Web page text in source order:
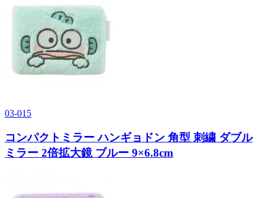
03-015
コンパクトミラー ハンギョドン 角型 刺繍 ダブル
ミラー 2倍拡大鏡 ブルー 9×6.8cm